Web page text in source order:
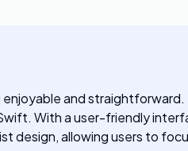
enjoyable and
With a user-friendly
design, allowing users to